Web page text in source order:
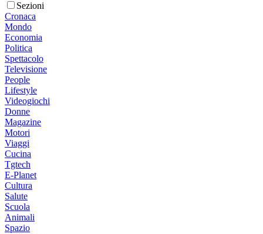
Sezioni
Cronaca
Mondo
Economia
Politica
Spettacolo
Televisione
People
Lifestyle
Videogiochi
Donne
Magazine
Motori
Viaggi
Cucina
Tgtech
E-Planet
Cultura
Salute
Scuola
Animali
Spazio